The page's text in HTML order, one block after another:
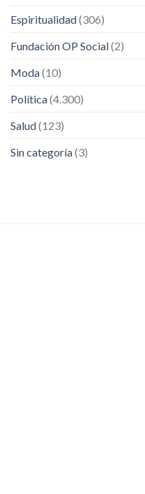
Espiritualidad(306)
Fundación OP Social(2)
Moda(10)
Política(4.300)
Salud(123)
Sin categoría(3)